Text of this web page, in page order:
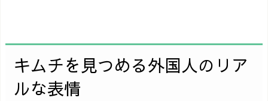
キムチを見つめる外国人のリア
ルな表情